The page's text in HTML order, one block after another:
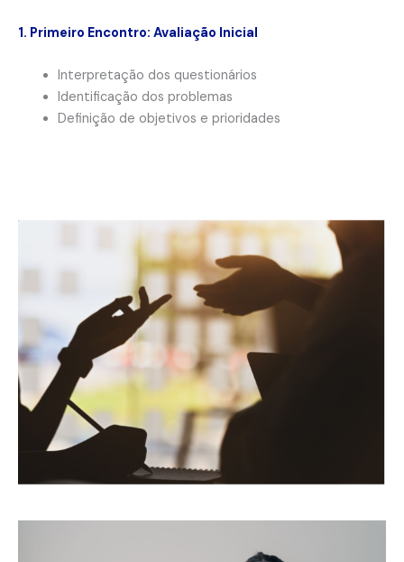
1. Primeiro Encontro: Avaliação Inicial
Interpretação dos questionários
Identificação dos problemas
Definição de objetivos e prioridades